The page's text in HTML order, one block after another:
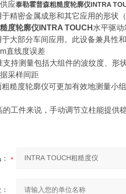
应泰勒霍普森粗糙度轮廓仪INTRA
于精密金属成形和其它应用的形状
度轮廓仪INTRA TOUCH 水平驱
于大部分车间应用。此设备兼具性和
直线度误差
持测量包括大组件的波纹度、形状
采样间距
粗糙度轮廓仪可更加有效地测量小
工件来说，手动调节立柱能提供